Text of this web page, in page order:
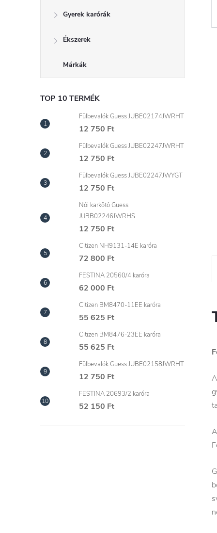
e
l
Gyerek karórák
Ékszerek
Márkák
TOP 10 TERMÉK
Fülbevalók Guess JUBE02174JWRHT
12 750 Ft
Fülbevalók Guess JUBE02247JWRHT
12 750 Ft
Fülbevalók Guess JUBE02247JWYGT
12 750 Ft
Női karkötő Guess
JUBB02246JWRHS
12 750 Ft
Citizen NH9131-14E karóra
72 800 Ft
FESTINA 20560/4 karóra
62 000 Ft
Citizen BM8470-11EE karóra
55 625 Ft
Citizen BM8476-23EE karóra
55 625 Ft
Fülbevalók Guess JUBE02158JWRHT
12 750 Ft
FESTINA 20693/2 karóra
52 150 Ft